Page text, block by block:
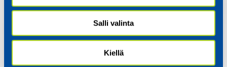
Salli valinta
Kiellä